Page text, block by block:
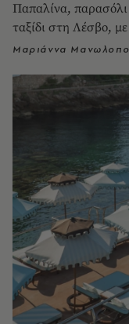
Παπαλίνα, παρασόλι
ταξίδι στη Λέσβο,
Μαριάννα